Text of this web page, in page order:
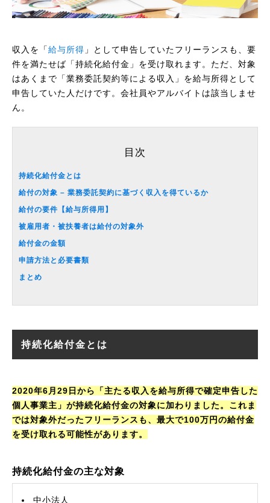
収入を「給与所得 」として申告していたフリーランスも、要
件を満たせば「持続化給付金」を受け取れます。ただ、対象
はあくまで「業務委託契約等による収入」を給与所得として
申告していた人だけです。会社員やアルバイトは該当しませ
ん。
目次
持続化給付金とは
給付の対象 – 業務委託契約に基づく収入を得ているか
給付の要件【給与所得用】
被雇用者・被扶養者は給付の対象外
給付金の金額
申請方法と必要書類
まとめ
持続化給付金とは
2020年6月29日から「主たる収入を給与所得で確定申告した
個人事業主」が持続化給付金の対象に加わりました。これま
では対象外だったフリーランスも、最大で100万円の給付金
を受け取れる可能性があります。
持続化給付金の主な対象
中小法人